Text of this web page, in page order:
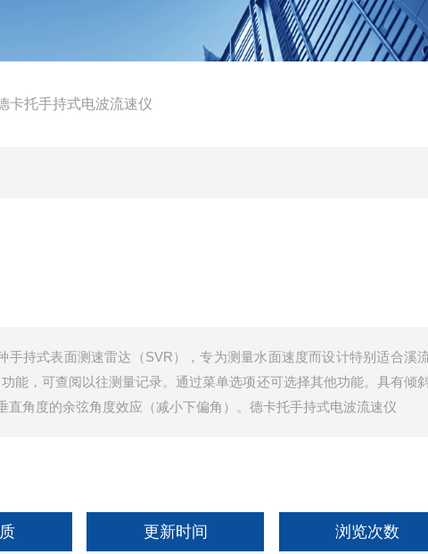
卡托手持式电波流速仪
手持式表面测速雷达（SVR），专为测量水面速度而设计特别适合溪
能，可查阅以往测量记录。通过菜单选项还可选择其他功能。具有倾
角度的余弦角度效应（减小下偏角）。德卡托手持式电波流速仪
更新时间 浏览次数